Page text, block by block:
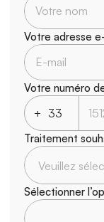
Votre adresse
Votre numéro
+
Traitement
Sélectionner